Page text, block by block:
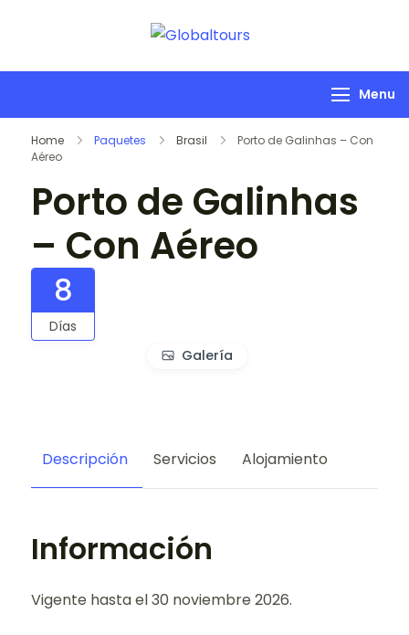
Servicios Turísticos
Menu
Home Paquetes Brasil
Porto de Galinhas – Con
Aéreo
Porto de Galinhas
– Con Aéreo
8
Días
Galería
Descripción Servicios Alojamiento
Información
Vigente hasta el 30 noviembre 2026.